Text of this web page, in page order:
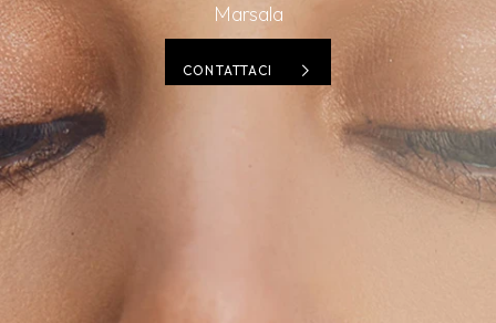
Marsala
CONTATTACI